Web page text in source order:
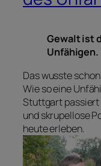
Gewalt ist
Unfähigen.
Das wusste
Wie so eine
Stuttgart passiert
und skrupellose
heute erleben.